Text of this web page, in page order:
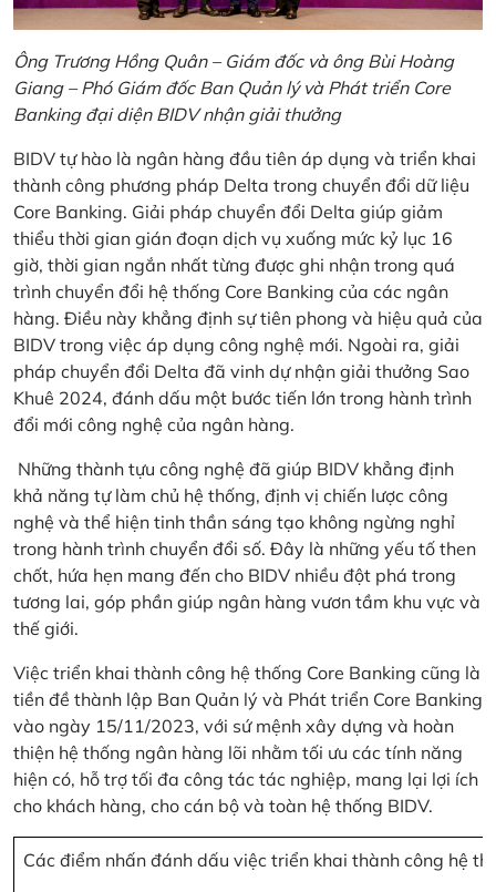
Ông Trương Hồng Quân – Giám đốc và ông Bùi Hoàng
Giang – Phó Giám đốc Ban Quản lý và Phát triển Core
Banking đại diện BIDV nhận giải thưởng
BIDV tự hào là ngân hàng đầu tiên áp dụng và triển khai
thành công phương pháp Delta trong chuyển đổi dữ liệu
Core Banking. Giải pháp chuyển đổi Delta giúp giảm
thiểu thời gian gián đoạn dịch vụ xuống mức kỷ lục 16
giờ, thời gian ngắn nhất từng được ghi nhận trong quá
trình chuyển đổi hệ thống Core Banking của các ngân
hàng. Điều này khẳng định sự tiên phong và hiệu quả của
BIDV trong việc áp dụng công nghệ mới. Ngoài ra, giải
pháp chuyển đổi Delta đã vinh dự nhận giải thưởng Sao
Khuê 2024, đánh dấu một bước tiến lớn trong hành trình
đổi mới công nghệ của ngân hàng.
Những thành tựu công nghệ đã giúp BIDV khẳng định
khả năng tự làm chủ hệ thống, định vị chiến lược công
nghệ và thể hiện tinh thần sáng tạo không ngừng nghỉ
trong hành trình chuyển đổi số. Đây là những yếu tố then
chốt, hứa hẹn mang đến cho BIDV nhiều đột phá trong
tương lai, góp phần giúp ngân hàng vươn tầm khu vực và
thế giới.
Việc triển khai thành công hệ thống Core Banking cũng là
tiền đề thành lập Ban Quản lý và Phát triển Core Banking
vào ngày 15/11/2023, với sứ mệnh xây dựng và hoàn
thiện hệ thống ngân hàng lõi nhằm tối ưu các tính năng
hiện có, hỗ trợ tối đa công tác tác nghiệp, mang lại lợi ích
cho khách hàng, cho cán bộ và toàn hệ thống BIDV.
Các điểm nhấn đánh dấu việc triển khai thành công hệ